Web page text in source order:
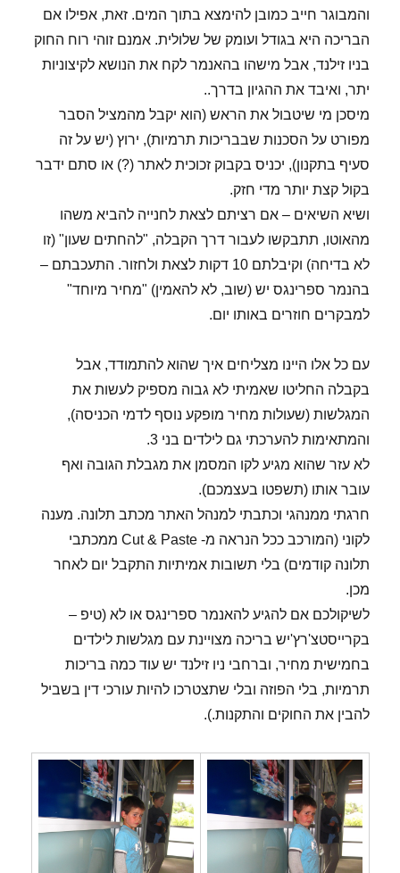
והמבוגר חייב כמובן להימצא בתוך המים. זאת, אפילו אם
הבריכה היא בגודל ועומק של שלולית. אמנם זוהי רוח החוק
בניו זילנד, אבל מישהו בהאנמר לקח את הנושא לקיצוניות
יתר, ואיבד את ההגיון בדרך..
מיסכן מי שיטבול את הראש (הוא יקבל מהמציל הסבר
מפורט על הסכנות שבבריכות תרמיות), ירוץ (יש על זה
סעיף בתקנון), יכניס בקבוק זכוכית לאתר (?) או סתם ידבר
בקול קצת יותר מדי חזק.
ושיא השיאים – אם רציתם לצאת לחנייה להביא משהו
מהאוטו, תתבקשו לעבור דרך הקבלה, "להחתים שעון" (זו
לא בדיחה) וקיבלתם 10 דקות לצאת ולחזור. התעכבתם –
בהנמר ספרינגס יש (שוב, לא להאמין) "מחיר מיוחד"
למבקרים חוזרים באותו יום.
עם כל אלו היינו מצליחים איך שהוא להתמודד, אבל
בקבלה החליטו שאמיתי לא גבוה מספיק לעשות את
המגלשות (שעולות מחיר מופקע נוסף לדמי הכניסה),
והמתאימות להערכתי גם לילדים בני 3.
לא עזר שהוא מגיע לקו המסמן את מגבלת הגובה ואף
עובר אותו (תשפטו בעצמכם).
חרגתי ממנהגי וכתבתי למנהל האתר מכתב תלונה. מענה
לקוני (המורכב ככל הנראה מ- Cut & Paste ממכתבי
תלונה קודמים) בלי תשובות אמיתיות התקבל יום לאחר
מכן.
לשיקולכם אם להגיע להאנמר ספרינגס או לא (טיפ –
בקרייסטצ'רץ'יש בריכה מצויינת עם מגלשות לילדים
בחמישית מחיר, וברחבי ניו זילנד יש עוד כמה בריכות
תרמיות, בלי הפוזה ובלי שתצטרכו להיות עורכי דין בשביל
להבין את החוקים והתקנות.).